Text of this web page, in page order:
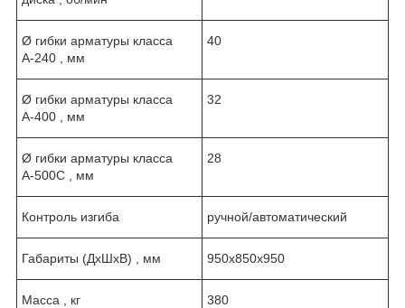
Ø гибки арматуры класса
А-240 , мм
40
Ø гибки арматуры класса
А-400 , мм
32
Ø гибки арматуры класса
А-500С , мм
28
Контроль изгиба ручной/автоматический
Габариты (ДxШxВ) , мм 950x850x950
Масса , кг 380